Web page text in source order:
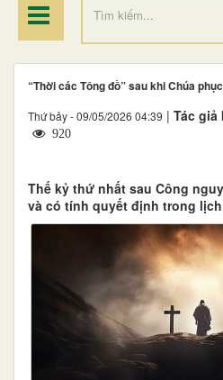
“Thời các Tông đồ” sau khi Chúa
Thứ bảy - 09/05/2026 04:39 | Tác giả
920
Thế kỷ thứ nhất sau Công
và có tính quyết định trong